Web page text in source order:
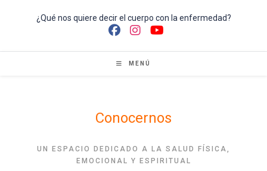
¿Qué nos quiere decir el cuerpo con la enfermedad?
MENÚ
Conocernos
UN ESPACIO DEDICADO A LA SALUD FÍSICA,
EMOCIONAL Y ESPIRITUAL